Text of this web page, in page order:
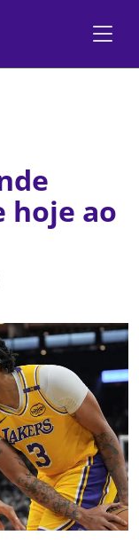
hoje ao